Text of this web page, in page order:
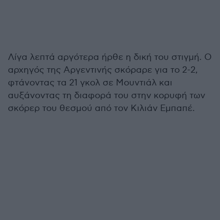
Λίγα λεπτά αργότερα ήρθε η δική του στιγμή. Ο
αρχηγός της Αργεντινής σκόραρε για το 2-2,
φτάνοντας τα 21 γκολ σε Μουντιάλ και
αυξάνοντας τη διαφορά του στην κορυφή των
σκόρερ του θεσμού από τον Κιλιάν Εμπαπέ.